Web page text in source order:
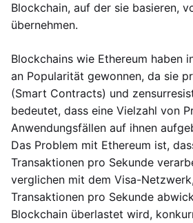
Blockchain, auf der sie basieren,
übernehmen.
Blockchains wie Ethereum haben
an Popularität gewonnen, da sie
(Smart Contracts) und
bedeutet, dass eine Vielzahl von
Anwendungsfällen auf ihnen
Das Problem mit Ethereum ist,
Transaktionen pro Sekunde
verglichen mit dem Visa-
Transaktionen pro Sekunde
Blockchain überlastet wird,